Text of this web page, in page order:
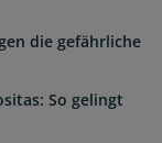
die gefährliche
So gelingt